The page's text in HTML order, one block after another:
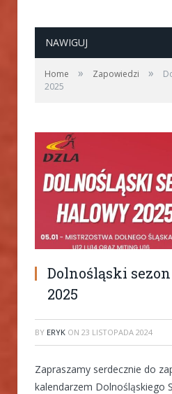
NAWIGUJ
Home » Zapowiedzi »
2025
Dolnośląski
2025
BY ERYK ON 23 LISTOPADA 2024
Zapraszamy serdecznie do
kalendarzem Dolnośląskiego